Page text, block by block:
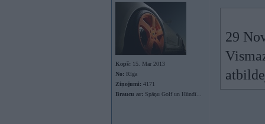
Kopš: 15. Mar 2013
No: Rīga
Ziņojumi: 4171
Braucu ar: Spāņu Golf un Hūndī...
29